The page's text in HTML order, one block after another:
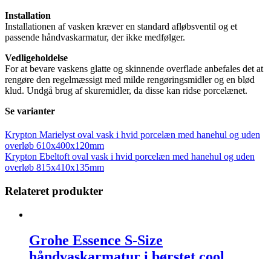
Installation
Installationen af vasken kræver en standard afløbsventil og et
passende håndvaskarmatur, der ikke medfølger.
Vedligeholdelse
For at bevare vaskens glatte og skinnende overflade anbefales det at
rengøre den regelmæssigt med milde rengøringsmidler og en blød
klud. Undgå brug af skuremidler, da disse kan ridse porcelænet.
Se varianter
Krypton Marielyst oval vask i hvid porcelæn med hanehul og uden
overløb 610x400x120mm
Krypton Ebeltoft oval vask i hvid porcelæn med hanehul og uden
overløb 815x410x135mm
Relateret produkter
Grohe Essence S-Size